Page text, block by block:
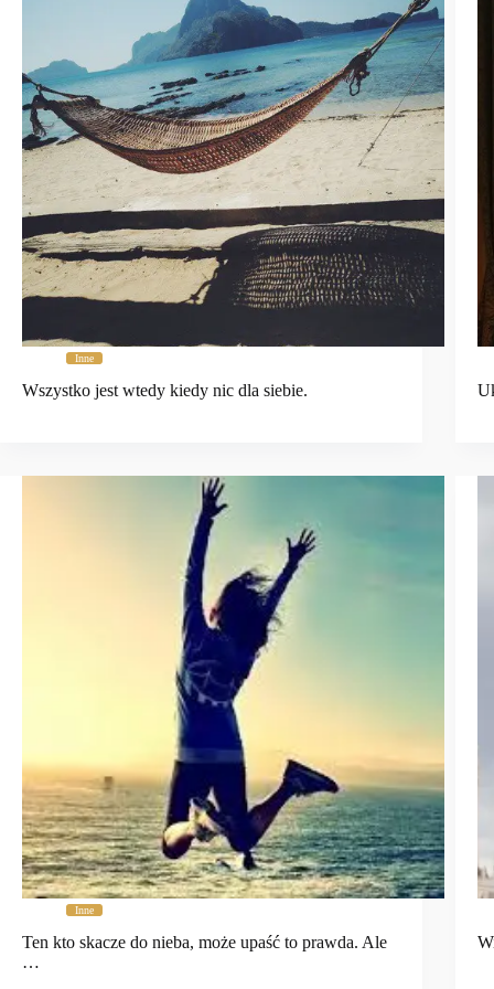
Inne
Wszystko jest wtedy kiedy nic dla siebie.
Inne
Ten kto skacze do nieba, może upaść to prawda. Ale
…